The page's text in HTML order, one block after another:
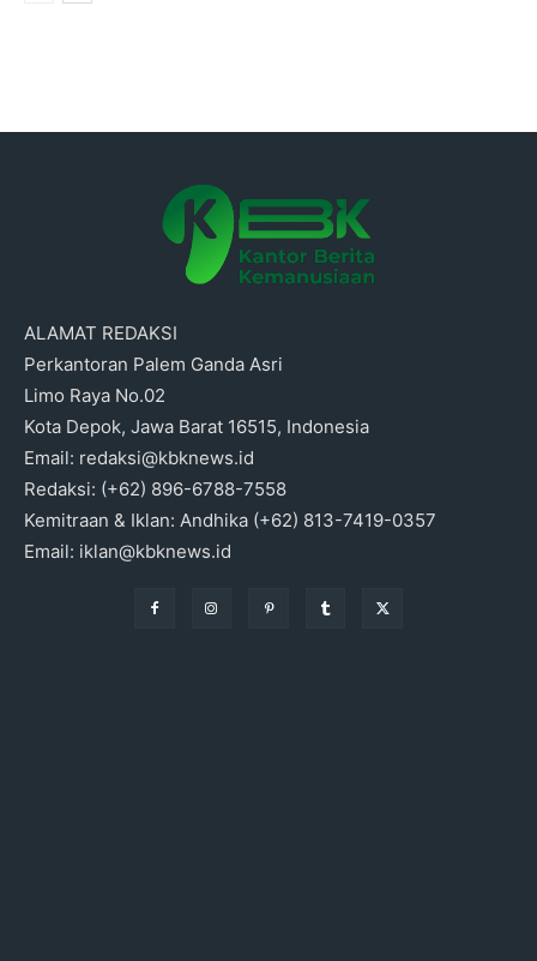
ALAMAT REDAKSI
Perkantoran Palem Ganda Asri
Limo Raya No.02
Kota Depok, Jawa Barat 16515, Indonesia
Email: redaksi@kbknews.id
Redaksi: (+62) 896-6788-7558
Kemitraan & Iklan: Andhika (+62) 813-7419-0357
Email: iklan@kbknews.id